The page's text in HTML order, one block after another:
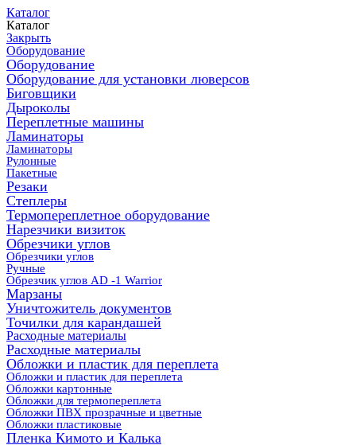
Каталог
Каталог
Закрыть
Оборудование
Оборудование
Оборудование для установки люверсов
Биговщики
Дыроколы
Переплетные машины
Ламинаторы
Ламинаторы
Рулонные
Пакетные
Резаки
Степлеры
Термопереплетное оборудование
Нарезчики визиток
Обрезчики углов
Обрезчики углов
Ручные
Обрезчик углов AD -1 Warrior
Марзаны
Уничтожитель документов
Точилки для карандашей
Расходные материалы
Расходные материалы
Обложки и пластик для переплета
Обложки и пластик для переплета
Обложки картонные
Обложки для термопереплета
Обложки ПВХ прозрачные и цветные
Обложки пластиковые
Пленка Кимото и Калька